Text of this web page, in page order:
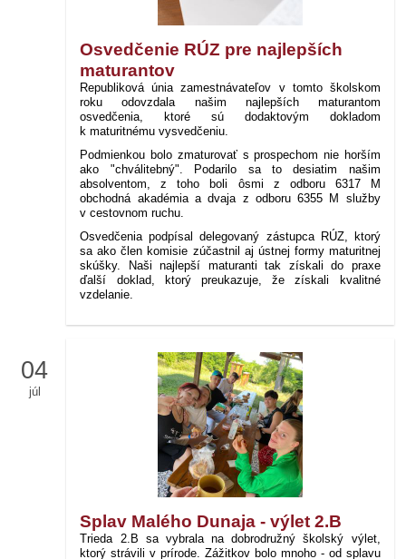
Osvedčenie RÚZ pre najlepších
maturantov
Republiková únia zamestnávateľov v tomto školskom
roku odovzdala našim najlepších maturantom
osvedčenia, ktoré sú dodaktovým dokladom
k maturitnému vysvedčeniu.
Podmienkou bolo zmaturovať s prospechom nie horším
ako "chválitebný". Podarilo sa to desiatim našim
absolventom, z toho boli ôsmi z odboru 6317 M
obchodná akadémia a dvaja z odboru 6355 M služby
v cestovnom ruchu.
Osvedčenia podpísal delegovaný zástupca RÚZ, ktorý
sa ako člen komisie zúčastnil aj ústnej formy maturitnej
skúšky. Naši najlepší maturanti tak získali do praxe
ďalší doklad, ktorý preukazuje, že získali kvalitné
vzdelanie.
04
júl
Splav Malého Dunaja - výlet 2.B
Trieda 2.B sa vybrala na dobrodružný školský výlet,
ktorý strávili v prírode. Zážitkov bolo mnoho - od splavu